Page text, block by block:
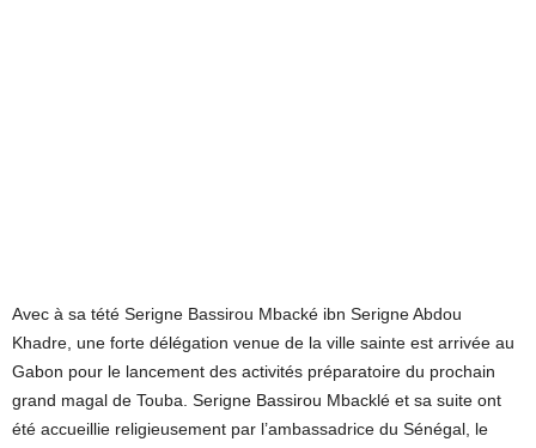
Avec à sa tété Serigne Bassirou Mbacké ibn Serigne Abdou
Khadre, une forte délégation venue de la ville sainte est arrivée au
Gabon pour le lancement des activités préparatoire du prochain
grand magal de Touba. Serigne Bassirou Mbacklé et sa suite ont
été accueillie religieusement par l’ambassadrice du Sénégal, le